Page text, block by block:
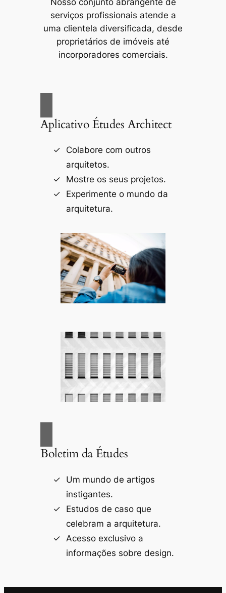
Nosso conjunto abrangente de
serviços profissionais atende a
uma clientela diversificada, desde
proprietários de imóveis até
incorporadores comerciais.
Aplicativo Études Architect
Colabore com outros
arquitetos.
Mostre os seus projetos.
Experimente o mundo da
arquitetura.
Boletim da Études
Um mundo de artigos
instigantes.
Estudos de caso que
celebram a arquitetura.
Acesso exclusivo a
informações sobre design.